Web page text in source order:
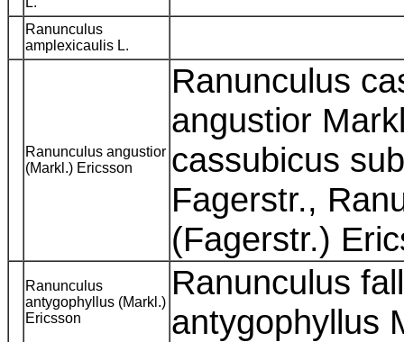
Ranunculus
amplexicaulis L.
Ranunculus angustior
(Markl.) Ericsson
Ranunculus
angustior
cassubicus
Fagerstr.,
(Fagerstr.)
Ranunculus
antygophyllus (Markl.)
Ericsson
Ranunculus
antygophyllus